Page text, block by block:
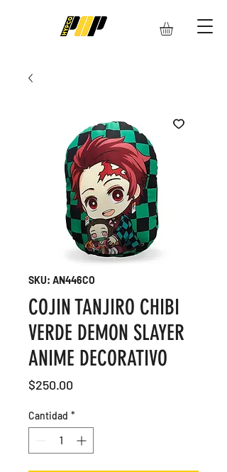
SKU: AN446CO
COJIN TANJIRO CHIBI
VERDE DEMON SLAYER
ANIME DECORATIVO
$250.00
Cantidad *